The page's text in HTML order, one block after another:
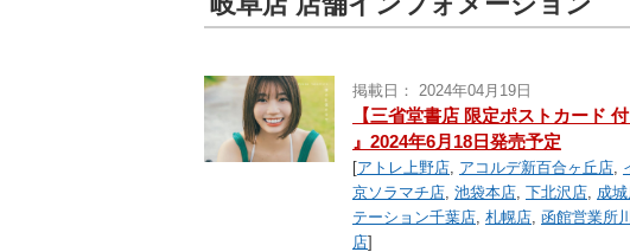
掲載日： 2024年04月19日
【三省堂書店 限定ポストカード
』2024年6月18日発売予定
[アトレ上野店, アコルデ新百合ヶ丘店,
京ソラマチ店, 池袋本店, 下北沢店, 成
テーション千葉店, 札幌店, 函館営業所
店]